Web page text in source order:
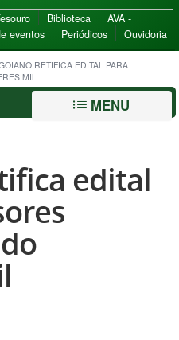
Biblioteca
AVA -
eventos Periódicos Ouvidoria
RETIFICA EDITAL PARA
MIL
MENU
edital